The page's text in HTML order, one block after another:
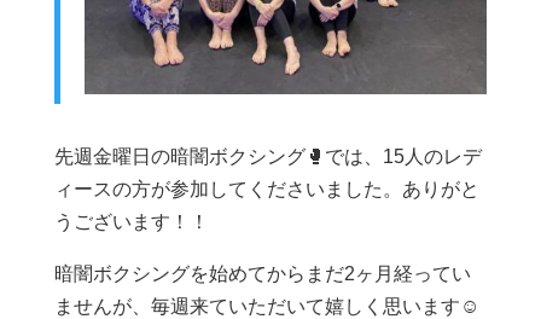
先週金曜日の暗闇ボクシング🥊では、15人のレデ
ィースの方が参加してくださいました。ありがと
うございます！！
暗闇ボクシングを始めてからまだ2ヶ月経ってい
ませんが、毎週来ていただいて嬉しく思います☺️